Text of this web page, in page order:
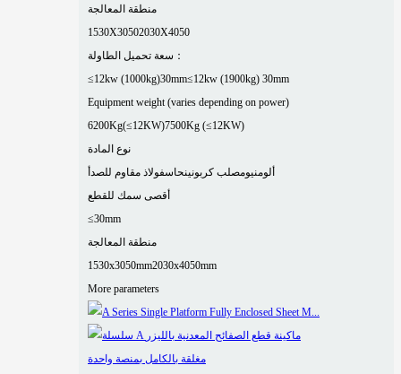
منطقة المعالجة
1530X30502030X4050
سعة تحميل الطاولة：
≤12kw (1000kg)30mm≤12kw (1900kg) 30mm
Equipment weight (varies depending on power)
6200Kg(≤12KW)7500Kg (≤12KW)
نوع المادة
ألومنيومصلب كربونينحاسفولاذ مقاوم للصدأ
أقصى سمك للقطع
≤30mm
منطقة المعالجة
1530x3050mm2030x4050mm
More parameters